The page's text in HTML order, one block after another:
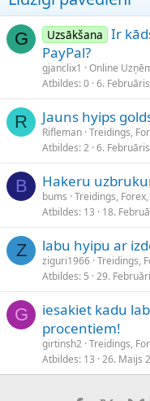
G Uzsākšana Ir
PayPal?
gjanclix1
Online
Atbildes 0 6.
R Jauns hyips
Rifleman Treidings,
Atbildes 2 6.
B Hakeru
bums Treidings,
Atbildes 13 18.
Z labu hyipu ar
ziguri1966 Treidings,
Atbildes 5 29.
G
iesakiet kadu
procentiem!
girtinsh2 Treidings,
Atbildes 13 26. Maijs